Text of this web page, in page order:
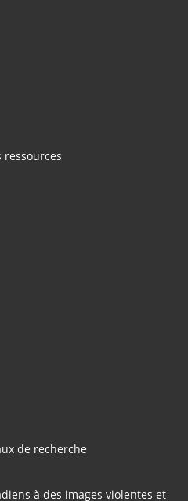
ressources
de recherche
à des images violentes et